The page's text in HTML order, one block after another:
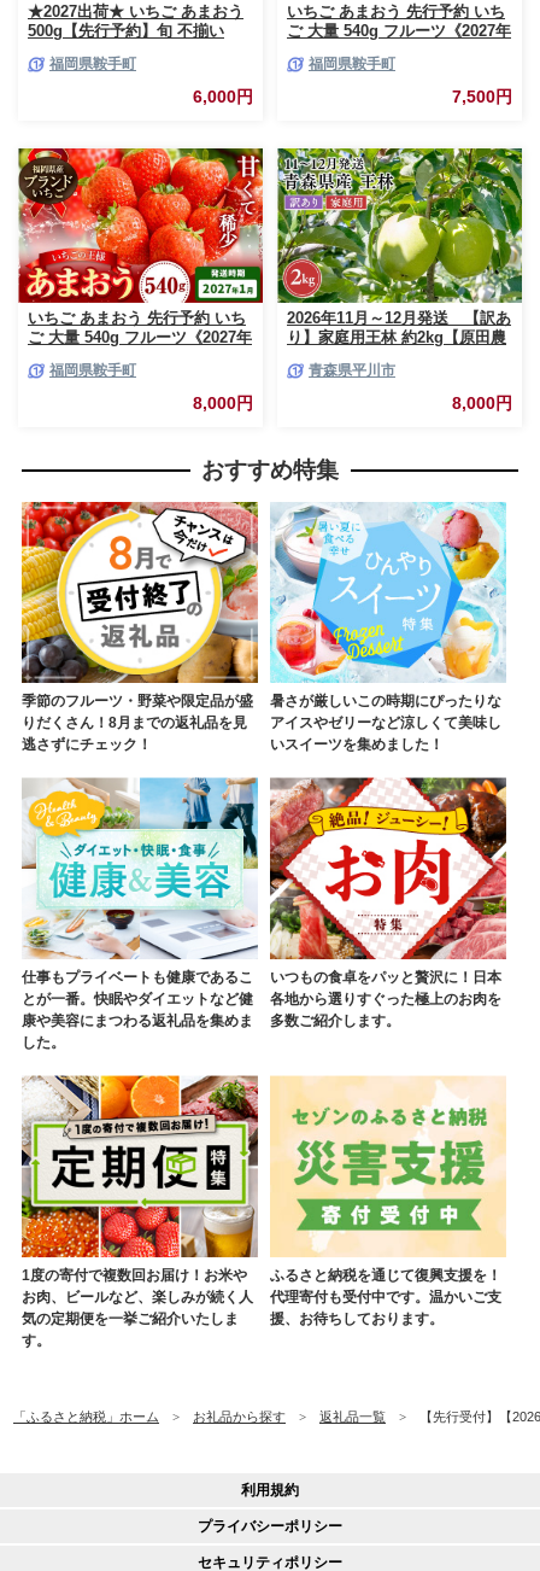
★2027出荷★ いちご あまおう
500g【先行予約】旬 不揃い
中旬-3月中旬頃出荷》福岡名産
品 果物 くだもの フルーツ いち
ご 苺 イチゴ【配送不可地域:離
福岡県鞍手町
6,000円
いちご あまおう 先行予約 いち
ご 大量 540g フルーツ《2027年
だもの 果物 福岡県 鞍手町【配
福岡県鞍手町
7,500円
いちご あまおう 先行予約 いち
ご 大量 540g フルーツ《2027年
だもの 果物 福岡県 鞍手町【配
福岡県鞍手町
8,000円
2026年11月～12月発送 【訳あ
り】家庭用王林 約2kg【原田農
りんご リンゴ 林檎 くだもの 果
青森県平川市
8,000円
おすすめ特集
季節のフルーツ・野菜や限定品が盛
りだくさん！8月までの返礼品を見
逃さずにチェック！
暑さが厳しいこの時期にぴったりな
アイスやゼリーなど涼しくて美味し
いスイーツを集めました！
仕事もプライベートも健康であるこ
とが一番。快眠やダイエットなど健
康や美容にまつわる返礼品を集めま
した。
いつもの食卓をパッと贅沢に！日本
各地から選りすぐった極上のお肉を
多数ご紹介します。
1度の寄付で複数回お届け！お米や
お肉、ビールなど、楽しみが続く人
気の定期便を一挙ご紹介いたしま
す。
ふるさと納税を通じて復興支援を！
代理寄付も受付中です。温かいご支
援、お待ちしております。
「ふるさと納税」ホーム お礼品から探す 返礼品一覧 【先行受付】【
利用規約
プライバシーポリシー
セキュリティポリシー